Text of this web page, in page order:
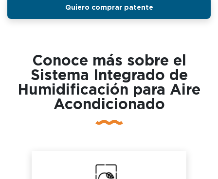
Quiero comprar patente
Conoce más sobre el
Sistema Integrado de
Humidificación para Aire
Acondicionado